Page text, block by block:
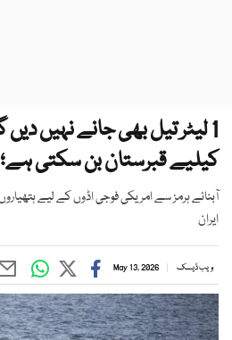
1 لیٹر تیل بھی جانے نہیں دیں
کیلیے قبرستان بن سکتی ہے؛
آبنائے ہرمز سے امریکی فوجی اڈوں کے لیے
ایران
ویب ڈیسک May 13, 2026